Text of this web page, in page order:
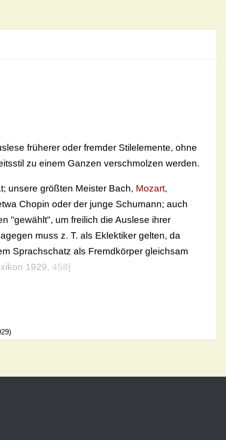
früherer oder fremder Stilelemente, ohne
zu einem Ganzen verschmolzen werden.
unsere größten Meister Bach, Mozart,
Chopin oder der junge Schumann; auch
"gewählt", um freilich die Auslese ihrer
muss z. T. als Eklektiker gelten, da
Sprachschatz als Fremdkörper gleichsam
1929, 458]